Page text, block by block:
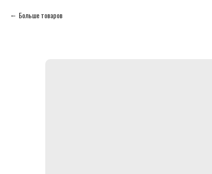
Больше товаров